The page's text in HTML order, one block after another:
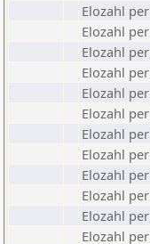
Elozahl
Elozahl
Elozahl
Elozahl
Elozahl
Elozahl
Elozahl
Elozahl
Elozahl
Elozahl
Elozahl
Elozahl